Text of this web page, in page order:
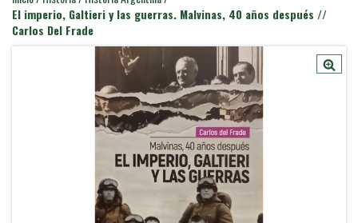
El imperio, Galtieri y las guerras. Malvinas, 40 años después //
Carlos Del Frade